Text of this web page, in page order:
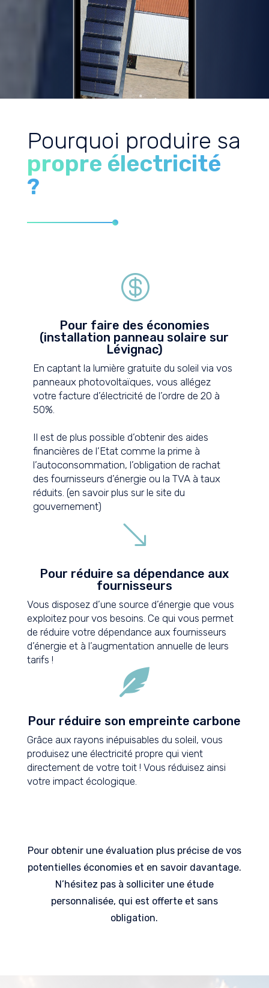
Pourquoi produire sa
propre électricité
?

Pour faire des économies
(installation panneau solaire sur
Lévignac)
En captant la lumière gratuite du soleil via vos
panneaux photovoltaïques, vous allégez
votre facture d’électricité de l’ordre de 20 à
50%.
Il est de plus possible d’obtenir des aides
financières de l’Etat comme la prime à
l’autoconsommation, l’obligation de rachat
des fournisseurs d’énergie ou la TVA à taux
réduits. (en savoir plus sur le site du
gouvernement)
'
Pour réduire sa dépendance aux
fournisseurs
Vous disposez d’une source d’énergie que vous
exploitez pour vos besoins. Ce qui vous permet
de réduire votre dépendance aux fournisseurs
d’énergie et à l’augmentation annuelle de leurs
tarifs !

Pour réduire son empreinte carbone
Grâce aux rayons inépuisables du soleil, vous
produisez une électricité propre qui vient
directement de votre toit ! Vous réduisez ainsi
votre impact écologique.
Pour obtenir une évaluation plus précise de vos
potentielles économies et en savoir davantage.
N’hésitez pas à solliciter une étude
personnalisée, qui est offerte et sans
obligation.